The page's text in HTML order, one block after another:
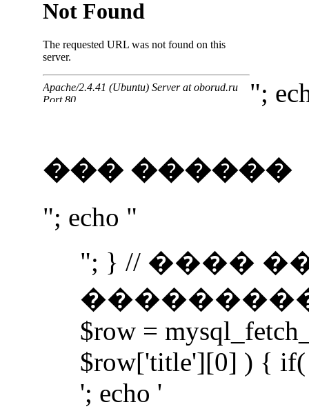
";
��� ������
"; echo "
"; } // ����
���������
$row =
$row['title'][0] ) { if(
'; echo '